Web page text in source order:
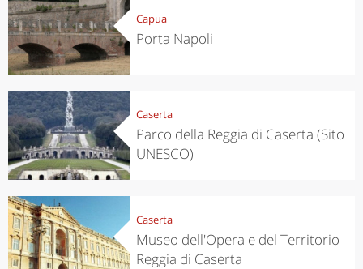
Capua
Porta Napoli
Caserta
Parco della Reggia di Caserta (Sito
UNESCO)
Caserta
Museo dell'Opera e del Territorio -
Reggia di Caserta